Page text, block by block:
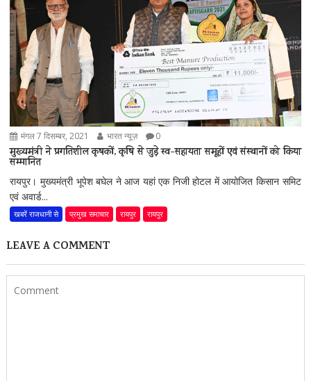
मंगल 7 दिसम्बर, 2021 भारत न्यूज़ 0
मुख्यमंत्री ने प्रगतिशील कृषकों, कृषि से जुड़े स्व-सहायता समूहों एवं संस्थानों को किया
सम्मानित
रायपुर। मुख्यमंत्री भूपेश बघेल ने आज यहां एक निजी होटल में आयोजित किसान समिट
एवं अवार्ड...
खबरें राजधानी से प्रमुख समाचार रायपुर रायपुर
LEAVE A COMMENT